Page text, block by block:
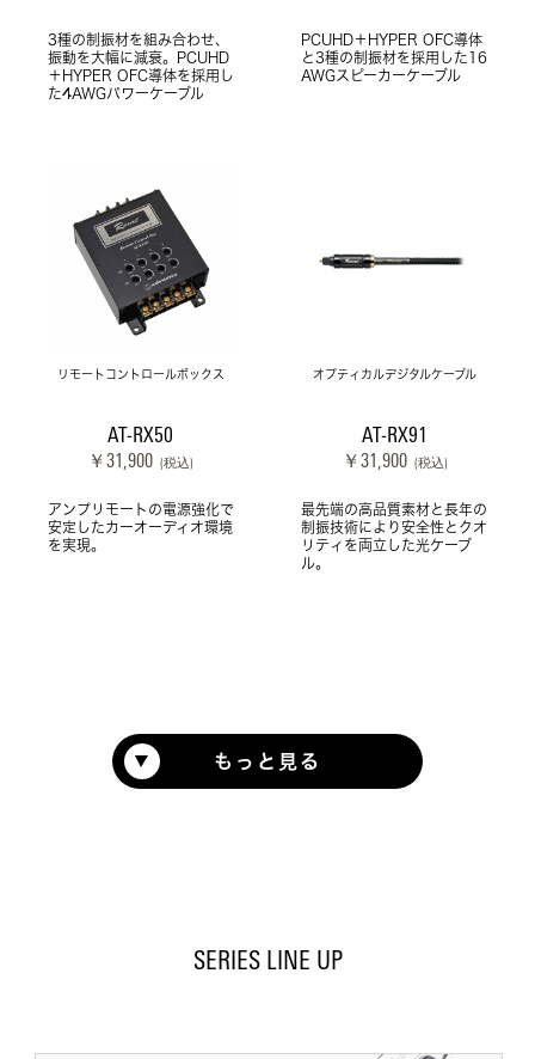
3種の制振材を組み合わせ、
振動を大幅に減衰。PCUHD
＋HYPER OFC導体を採用し
た4AWGパワーケーブル
PCUHD＋HYPER OFC導体
と3種の制振材を採用した16
AWGスピーカーケーブル
リモートコントロールボックス
AT-RX50
￥31,900 (税込)
アンプリモートの電源強化で
安定したカーオーディオ環境
を実現。
オプティカルデジタルケーブル
AT-RX91
￥31,900 (税込)
最先端の高品質素材と長年の
制振技術により安全性とクオ
リティを両立した光ケーブ
ル。
もっと見る
SERIES LINE UP